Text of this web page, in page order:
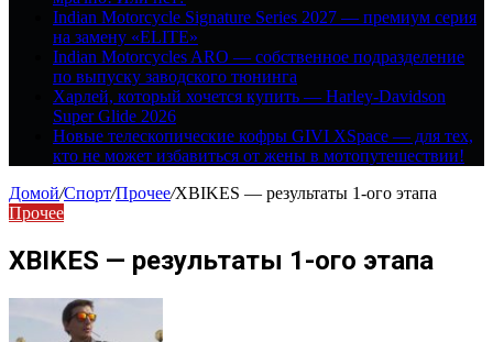
Indian Motorcycle Signature Series 2027 — премиум серия
на замену «ELITE»
Indian Motorcycles ARO — собственное подразделение
по выпуску заводского тюнинга
Харлей, который хочется купить — Harley-Davidson
Super Glide 2026
Новые телескопические кофры GIVI XSpace — для тех,
кто не может избавиться от жены в мотопутешествии!
Домой/Спорт/Прочее/XBIKES — результаты 1-ого этапа
Прочее
XBIKES — результаты 1-ого этапа